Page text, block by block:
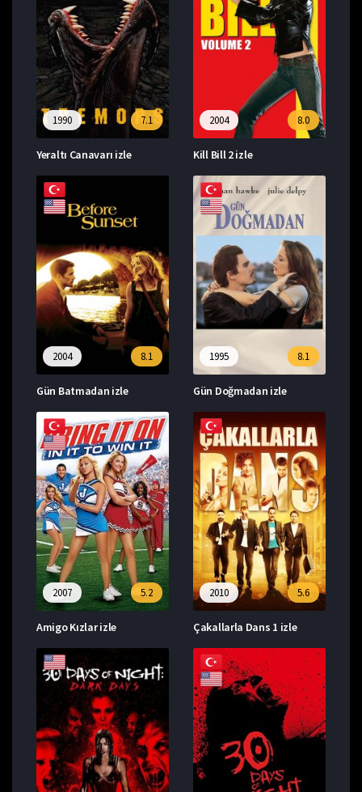
7.1
1990
Yeraltı Canavarı izle
8.0
2004
Kill Bill 2 izle
8.1
2004
Gün Batmadan izle
8.1
1995
Gün Doğmadan izle
5.2
2007
Amigo Kızlar izle
5.6
2010
Çakallarla Dans 1 izle